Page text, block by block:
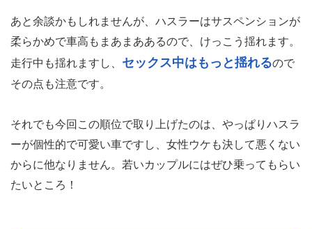
あと余談かもしれませんが、ハスラーはサスペンションが
柔らかめで車高もまあまああるので、けっこう揺れます。
走行中も揺れますし、 セックス中はもっと揺れるので
その点も注意です。
それでも今回この順位で取り上げたのは、やっぱりハスラ
ーが個性的で可愛い車ですし、女性ウケも決して悪くない
からに他なりません。若いカップルにはぜひ乗ってもらい
たいところ！